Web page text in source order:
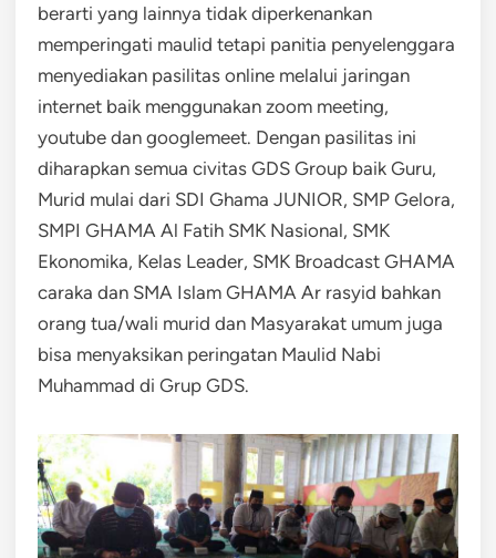
berarti yang lainnya tidak diperkenankan
memperingati maulid tetapi panitia penyelenggara
menyediakan pasilitas online melalui jaringan
internet baik menggunakan zoom meeting,
youtube dan googlemeet. Dengan pasilitas ini
diharapkan semua civitas GDS Group baik Guru,
Murid mulai dari SDI Ghama JUNIOR, SMP Gelora,
SMPI GHAMA Al Fatih SMK Nasional, SMK
Ekonomika, Kelas Leader, SMK Broadcast GHAMA
caraka dan SMA Islam GHAMA Ar rasyid bahkan
orang tua/wali murid dan Masyarakat umum juga
bisa menyaksikan peringatan Maulid Nabi
Muhammad di Grup GDS.